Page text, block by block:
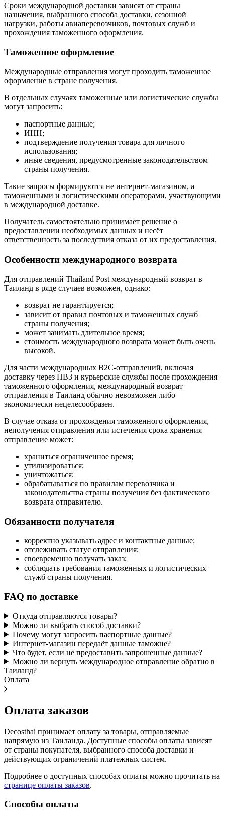
Сроки международной доставки зависят от страны
назначения, выбранного способа доставки, сезонной
нагрузки, работы авиаперевозчиков, почтовых служб и
прохождения таможенного оформления.
Таможенное оформление
Международные отправления могут проходить таможенное
оформление в стране получения.
В отдельных случаях таможенные или логистические службы
могут запросить:
паспортные данные;
ИНН;
подтверждение получения товара для личного
использования;
иные сведения, предусмотренные законодательством
страны получения.
Такие запросы формируются не интернет-магазином, а
таможенными и логистическими операторами, участвующими
в международной доставке.
Получатель самостоятельно принимает решение о
предоставлении необходимых данных и несёт
ответственность за последствия отказа от их предоставления.
Особенности международного возврата
Для отправлений Thailand Post международный возврат в
Таиланд в ряде случаев возможен, однако:
возврат не гарантируется;
зависит от правил почтовых и таможенных служб
страны получения;
может занимать длительное время;
стоимость международного возврата может быть очень
высокой.
Для части международных B2C-отправлений, включая
доставку через ПВЗ и курьерские службы после прохождения
таможенного оформления, международный возврат
отправления в Таиланд обычно невозможен либо
экономически нецелесообразен.
В случае отказа от прохождения таможенного оформления,
неполучения отправления или истечения срока хранения
отправление может:
храниться ограниченное время;
утилизироваться;
уничтожаться;
обрабатываться по правилам перевозчика и
законодательства страны получения без фактического
возврата отправителю.
Обязанности получателя
корректно указывать адрес и контактные данные;
отслеживать статус отправления;
своевременно получать заказ;
соблюдать требования таможенных и логистических
служб страны получения.
FAQ по доставке
Откуда отправляются товары?
Можно ли выбрать способ доставки?
Почему могут запросить паспортные данные?
Интернет-магазин передаёт данные таможне?
Что будет, если не предоставить запрошенные данные?
Можно ли вернуть международное отправление обратно в
Таиланд?
Оплата
Оплата заказов
Decosthai принимает оплату за товары, отправляемые
напрямую из Таиланда. Доступные способы оплаты зависят
от страны покупателя, выбранного способа доставки и
действующих ограничений платежных систем.
Подробнее о доступных способах оплаты можно прочитать на
странице оплаты заказов.
Способы оплаты